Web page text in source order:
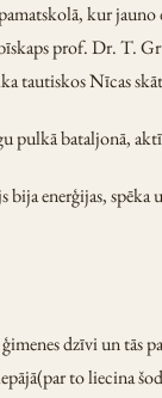
kur
prof. Dr. T.
tautiskos Nīcas
pulkā bataljonā,
enerģijas,
dzīvi un
to liecina